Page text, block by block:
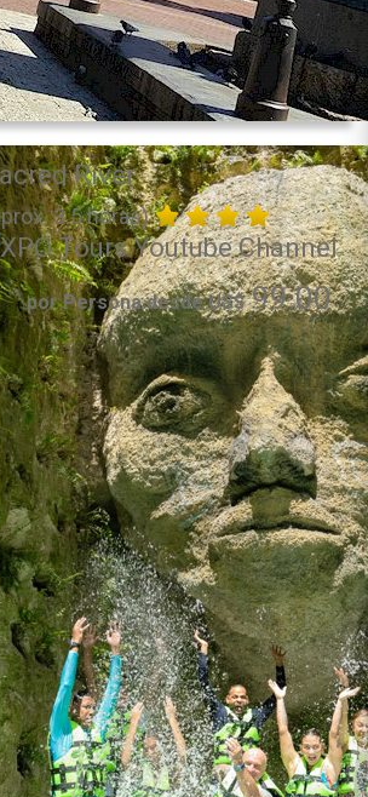
River
3.5 horas)
por Persona desde US$99.00